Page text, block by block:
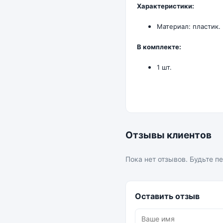
Характеристики:
Материал: пластик.
В комплекте:
1 шт.
Отзывы клиентов
Пока нет отзывов. Будьте
Оставить отзыв